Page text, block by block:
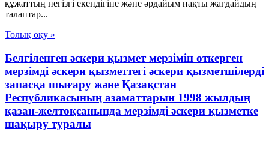
құжаттың негізгі екендігіне және әрдайым нақты жағдайдың
талаптар...
Толық оқу »
Белгiленген әскери қызмет мерзiмiн өткерген
мерзiмдi әскери қызметтегi әскери қызметшiлердi
запасқа шығару және Қазақстан
Республикасының азаматтарын 1998 жылдың
қазан-желтоқсанында мерзiмдi әскери қызметке
шақыру туралы